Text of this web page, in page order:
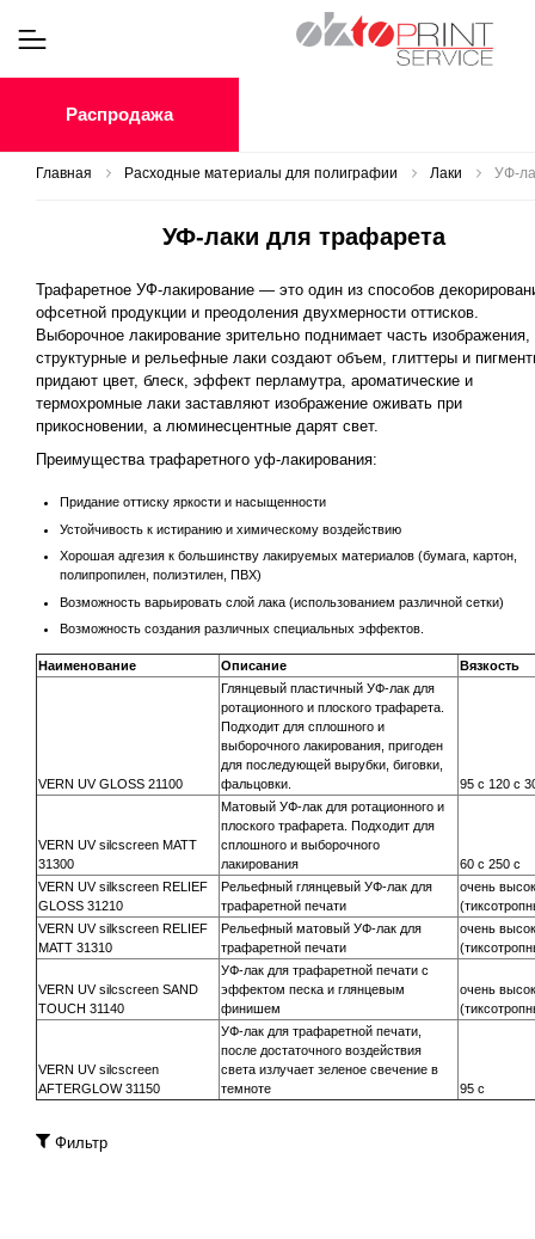
Распродажа
Главная Расходные материалы для полиграфии Лаки УФ-
УФ-лаки для трафарета
Трафаретное УФ-лакирование — это один из способов
офсетной продукции и преодоления двухмерности оттисков.
Выборочное лакирование зрительно поднимает часть изображения,
структурные и рельефные лаки создают объем, глиттеры и
придают цвет, блеск, эффект перламутра, ароматические и
термохромные лаки заставляют изображение оживать при
прикосновении, а люминесцентные дарят свет.
Преимущества трафаретного уф-лакирования:
Придание оттиску яркости и насыщенности
Устойчивость к истиранию и химическому воздействию
Хорошая адгезия к большинству лакируемых материалов (бумага, картон,
полипропилен, полиэтилен, ПВХ)
Возможность варьировать слой лака (использованием различной сетки)
Возможность создания различных специальных эффектов.
Наименование Описание Вязкость
VERN UV GLOSS 21100
Глянцевый пластичный УФ-лак для
ротационного и плоского трафарета.
Подходит для сплошного и
выборочного лакирования, пригоден
для последующей вырубки, биговки,
фальцовки.
95 c 120 c
VERN UV silcscreen MATT
31300
Матовый УФ-лак для ротационного и
плоского трафарета. Подходит для
сплошного и выборочного
лакирования
60 c 250 c
VERN UV silkscreen RELIEF
GLOSS 31210
Рельефный глянцевый УФ-лак для
трафаретной печати
очень
VERN UV silkscreen RELIEF
MATT 31310
Рельефный матовый УФ-лак для
трафаретной печати
очень
VERN UV silcscreen SAND
TOUCH 31140
УФ-лак для трафаретной печати с
эффектом песка и глянцевым
финишем
очень
VERN UV silcscreen
AFTERGLOW 31150
УФ-лак для трафаретной печати,
после достаточного воздействия
света излучает зеленое свечение в
темноте
95 c
Фильтр